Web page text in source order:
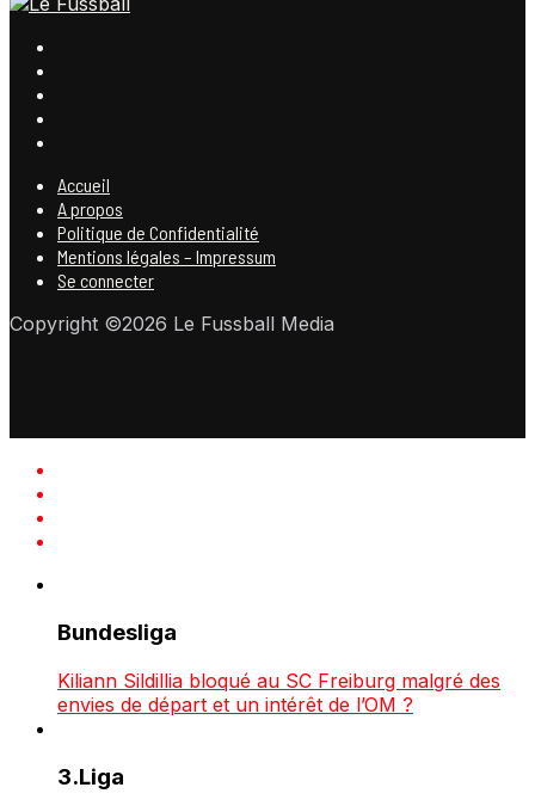
Accueil
A propos
Politique de Confidentialité
Mentions légales – Impressum
Se connecter
Copyright ©2026 Le Fussball Media
Bundesliga
Kiliann Sildillia bloqué au SC Freiburg malgré des
envies de départ et un intérêt de l’OM ?
3.Liga